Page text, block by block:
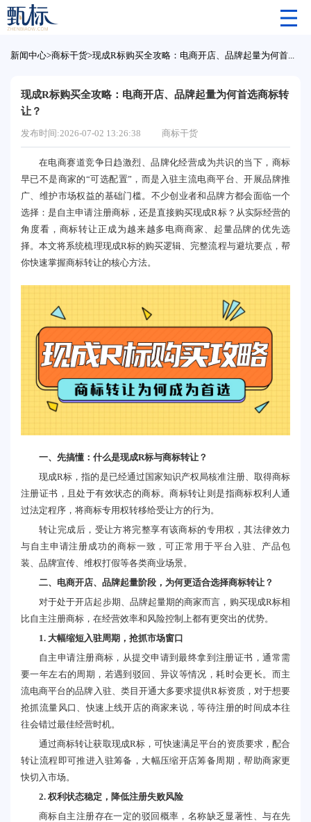
新闻中心>商标干货> 现成R标购买全攻略：电商开店、品牌起量为何首选商标转让？
现成R标购买全攻略：电商开店、品牌起量为何首选商标转
让？
发布时间:2026-07-02 13:26:38 商标干货
在电商赛道竞争日趋激烈、品牌化经营成为共识的当下，商标
早已不是商家的“可选配置”，而是入驻主流电商平台、开展品牌推
广、维护市场权益的基础门槛。不少创业者和品牌方都会面临一个
选择：是自主申请注册商标，还是直接购买现成R标？从实际经营的
角度看，商标转让正成为越来越多电商商家、起量品牌的优先选
择。本文将系统梳理现成R标的购买逻辑、完整流程与避坑要点，帮
你快速掌握商标转让的核心方法。
一、先搞懂：什么是现成R标与商标转让？
现成R标，指的是已经通过国家知识产权局核准注册、取得商标
注册证书，且处于有效状态的商标。商标转让则是指商标权利人通
过法定程序，将商标专用权转移给受让方的行为。
转让完成后，受让方将完整享有该商标的专用权，其法律效力
与自主申请注册成功的商标一致，可正常用于平台入驻、产品包
装、品牌宣传、维权打假等各类商业场景。
二、电商开店、品牌起量阶段，为何更适合选择商标转让？
对于处于开店起步期、品牌起量期的商家而言，购买现成R标相
比自主注册商标，在经营效率和风险控制上都有更突出的优势。
1. 大幅缩短入驻周期，抢抓市场窗口
自主申请注册商标，从提交申请到最终拿到注册证书，通常需
要一年左右的周期，若遇到驳回、异议等情况，耗时会更长。而主
流电商平台的品牌入驻、类目开通大多要求提供R标资质，对于想要
抢抓流量风口、快速上线开店的商家来说，等待注册的时间成本往
往会错过最佳经营时机。
通过商标转让获取现成R标，可快速满足平台的资质要求，配合
转让流程即可推进入驻筹备，大幅压缩开店筹备周期，帮助商家更
快切入市场。
2. 权利状态稳定，降低注册失败风险
商标自主注册存在一定的驳回概率，名称缺乏显著性、与在先